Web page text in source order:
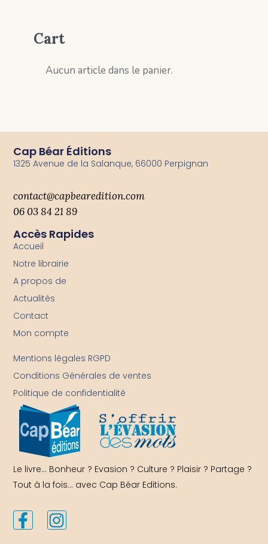
Cart
Aucun article dans le panier.
Le livre… Bonheur ? Evasion ? Culture ? Plaisir ? Partage ?
Tout à la fois… avec Cap Béar Editions.
Accès Rapides
Accueil
Notre librairie
A propos de
Actualités
Contact
Mon compte
Mentions légales RGPD
Conditions Générales de ventes
Politique de confidentialité
Cap Béar Éditions
1325 Avenue de la Salanque, 66000 Perpignan
contact@capbearedition.com
06 03 84 21 89